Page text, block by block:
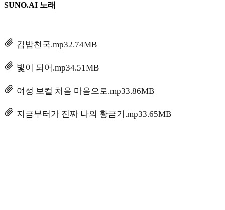
SUNO.AI 노래
김밥천국.mp32.74MB
빛이 되어.mp34.51MB
여성 보컬 처음 마음으로.mp33.86MB
지금부터가 진짜 나의 황금기.mp33.65MB